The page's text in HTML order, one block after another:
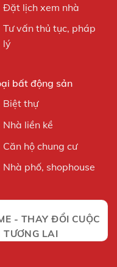
Đặt lịch xem nhà
Tư vấn thủ tục, pháp
lý
bất động sản
Biệt thự
Nhà liền kề
Căn hộ chung cư
Nhà phố, shophouse
- THAY ĐỔI CUỘC
TƯƠNG LAI